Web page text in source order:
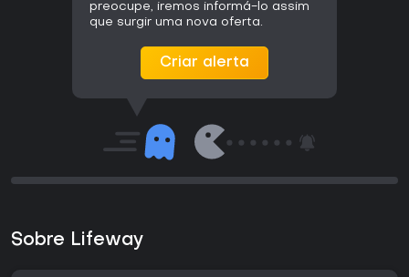
preocupe, iremos informá-lo assim
que surgir uma nova oferta.
Criar alerta
Sobre Lifeway